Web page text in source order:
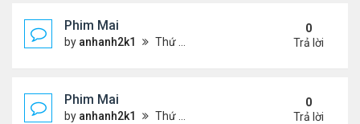
Phim Mai
by anhanh2k1 Thứ 3 Tháng 5 21, 2024 1:06 am
0
Trả lời
Phim Mai
by anhanh2k1 Thứ 2 Tháng 5 20, 2024 2:03 am
0
Trả lời